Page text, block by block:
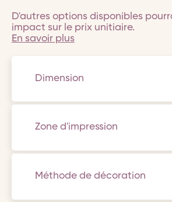
D'autres options disponibles
impact sur le prix unitiaire.
En savoir plus
Dimension
Zone d'impression
Méthode de décoration